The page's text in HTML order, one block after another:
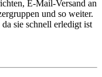
E-Mail-Versand an
und so weiter.
sie schnell erledigt ist